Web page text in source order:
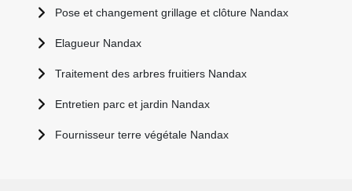
Pose et changement grillage et clôture Nandax
Elagueur Nandax
Traitement des arbres fruitiers Nandax
Entretien parc et jardin Nandax
Fournisseur terre végétale Nandax